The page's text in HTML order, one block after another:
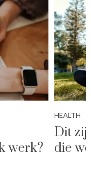
werk?
HEALTH
Dit
die